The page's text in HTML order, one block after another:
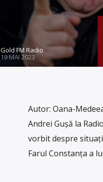
Gold FM Radio
19 MAI 2023
Autor: Oana-
Andrei Gușă la
vorbit despre
Farul Constanța a